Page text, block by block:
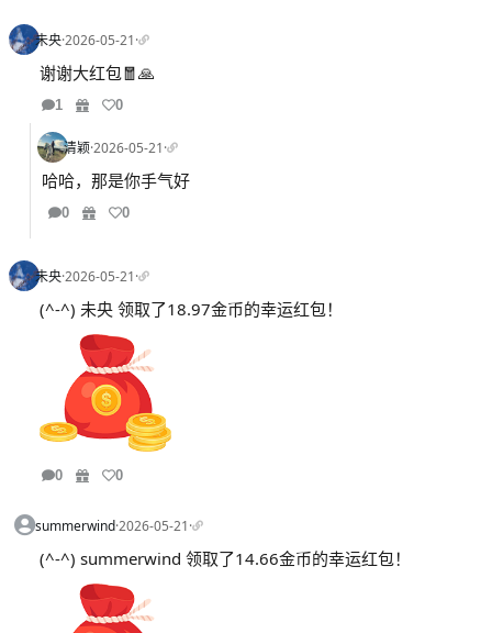
未央·2026-05-21·
谢谢大红包🧧🙏
1 0
清颖·2026-05-21·
哈哈，那是你手气好
0 0
未央·2026-05-21·
(^-^) 未央 领取了18.97金币的幸运红包！
0 0
summerwind·2026-05-21·
(^-^) summerwind 领取了14.66金币的幸运红包！